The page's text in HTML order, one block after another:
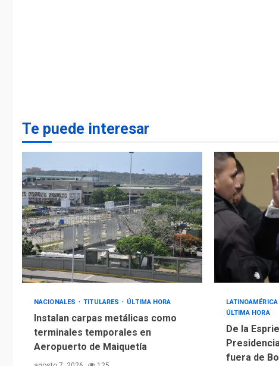
Te puede interesar
NACIONALES TITULARES ÚLTIMA HORA
Instalan carpas metálicas como
terminales temporales en
Aeropuerto de Maiquetía
ÚLTIMA HORA
De la
fuera de